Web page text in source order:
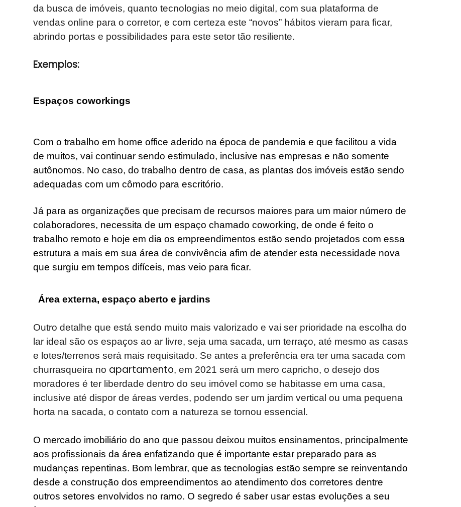
da busca de imóveis, quanto tecnologias no meio digital, com sua plataforma de
vendas online para o corretor, e com certeza este “novos” hábitos vieram para ficar,
abrindo portas e possibilidades para este setor tão resiliente.
Exemplos:
Espaços coworkings
Com o trabalho em home office aderido na época de pandemia e que facilitou a vida
de muitos, vai continuar sendo estimulado, inclusive nas empresas e não somente
autônomos. No caso, do trabalho dentro de casa, as plantas dos imóveis estão sendo
adequadas com um cômodo para escritório.
Já para as organizações que precisam de recursos maiores para um maior número de
colaboradores, necessita de um espaço chamado coworking, de onde é feito o
trabalho remoto e hoje em dia os empreendimentos estão sendo projetados com essa
estrutura a mais em sua área de convivência afim de atender esta necessidade nova
que surgiu em tempos difíceis, mas veio para ficar.
Área externa, espaço aberto e jardins
Outro detalhe que está sendo muito mais valorizado e vai ser prioridade na escolha do
lar ideal são os espaços ao ar livre, seja uma sacada, um terraço, até mesmo as casas
e lotes/terrenos será mais requisitado. Se antes a preferência era ter uma sacada com
churrasqueira no apartamento, em 2021 será um mero capricho, o desejo dos
moradores é ter liberdade dentro do seu imóvel como se habitasse em uma casa,
inclusive até dispor de áreas verdes, podendo ser um jardim vertical ou uma pequena
horta na sacada, o contato com a natureza se tornou essencial.
O mercado imobiliário do ano que passou deixou muitos ensinamentos, principalmente
aos profissionais da área enfatizando que é importante estar preparado para as
mudanças repentinas. Bom lembrar, que as tecnologias estão sempre se reinventando
desde a construção dos empreendimentos ao atendimento dos corretores dentre
outros setores envolvidos no ramo. O segredo é saber usar estas evoluções a seu